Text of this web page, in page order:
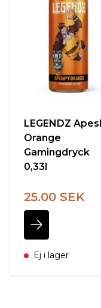
LEGENDZ
Orange
Gamingdryck
0,33l
25.00 SEK
Ej i lager